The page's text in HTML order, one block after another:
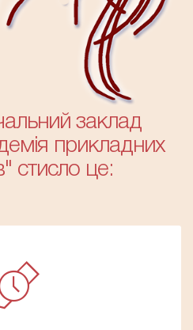
заклад
прикладних
стисло це: